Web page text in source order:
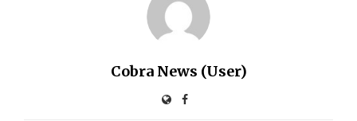
Cobra News (User)